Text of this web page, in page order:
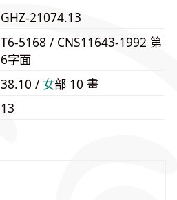
GHZ-21074.13
T6-5168 / CNS11643-1992 第
6字面
38.10 / ⼥部 10 畫
13